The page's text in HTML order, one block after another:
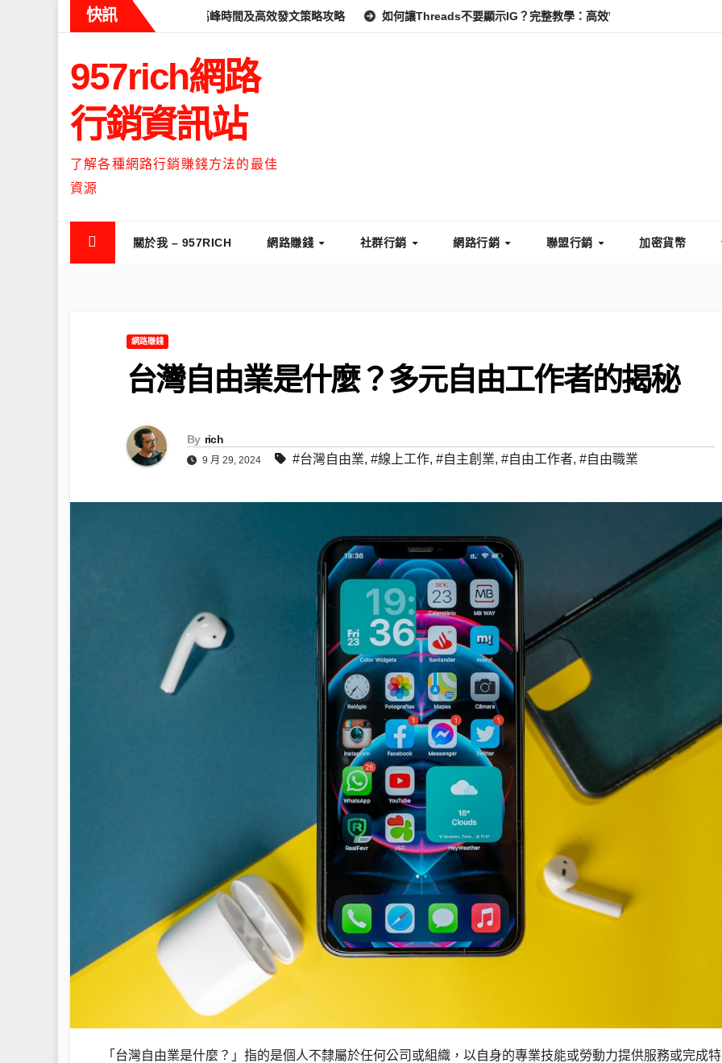
快訊
麼時候流量最高？流量高峰時間及高效發文策略攻略 如何讓Threads不要顯示IG？完整教學：高效管理你的線上隱私與數據安全
957rich網路
行銷資訊站
了解各種網路行銷賺錢方法的最佳
資源
關於我 – 957RICH 網路賺錢 社群行銷 網路行銷 聯盟行銷 加密貨幣
網路賺錢
台灣自由業是什麼？多元自由工作者的揭秘
By rich
9 月 29, 2024 #台灣自由業, #線上工作, #自主創業, #自由工作者, #自由職業
「台灣自由業是什麼？」指的是個人不隸屬於任何公司或組織，以自身的專業技能或勞動力提供服務或完成